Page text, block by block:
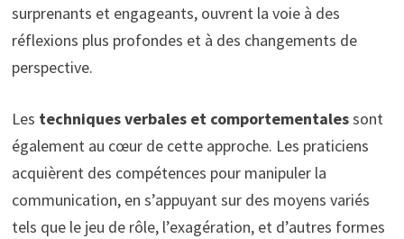
surprenants et engageants, ouvrent la voie à des
réflexions plus profondes et à des changements de
perspective.
Les techniques verbales et comportementalessont
également au cœur de cette approche. Les praticiens
acquièrent des compétences pour manipuler la
communication, en s’appuyant sur des moyens variés
tels que le jeu de rôle, l’exagération, et d’autres formes